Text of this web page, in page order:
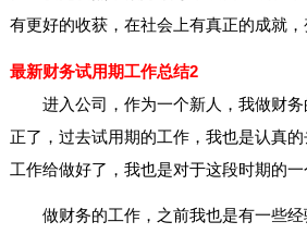
有更好的收获，在社会上有真正的成就，
最新财务试用期工作总结2
进入公司，作为一个新人，我做财
正了，过去试用期的工作，我也是认真
工作给做好了，我也是对于这段时期的一
做财务的工作，之前我也是有一些